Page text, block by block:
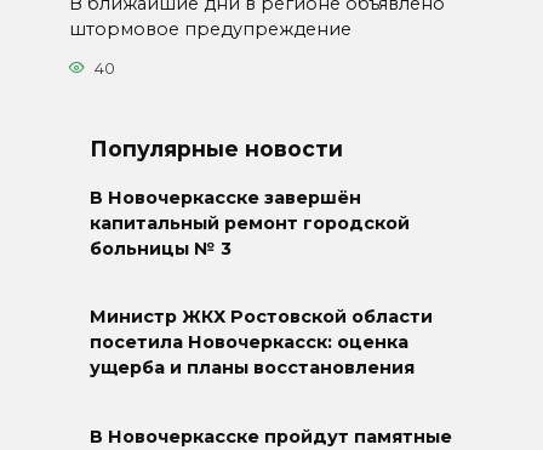
штормовое предупреждение
40
Популярные новости
В Новочеркасске завершён
капитальный ремонт городской
больницы № 3
Министр ЖКХ Ростовской области
посетила Новочеркасск: оценка
ущерба и планы восстановления
В Новочеркасске пройдут памятные